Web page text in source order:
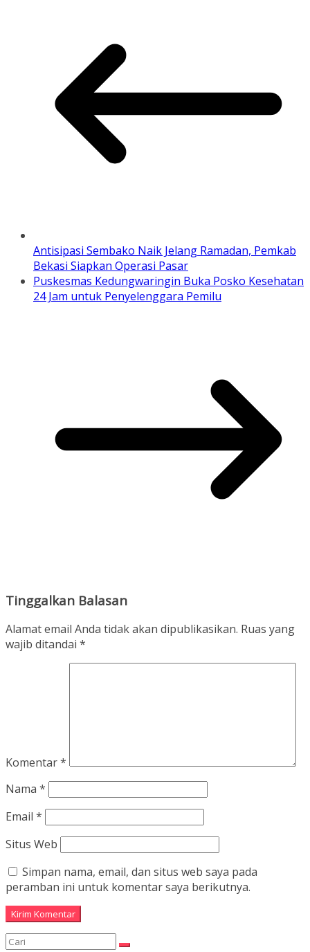
Antisipasi Sembako Naik Jelang Ramadan, Pemkab
Bekasi Siapkan Operasi Pasar
Puskesmas Kedungwaringin Buka Posko Kesehatan
24 Jam untuk Penyelenggara Pemilu
Tinggalkan Balasan
Alamat email Anda tidak akan dipublikasikan. Ruas yang
wajib ditandai *
Komentar*
Nama *
Email *
Situs Web
Simpan nama, email, dan situs web saya pada
peramban ini untuk komentar saya berikutnya.